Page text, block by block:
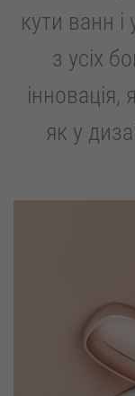
кути ванн
з усіх
як у